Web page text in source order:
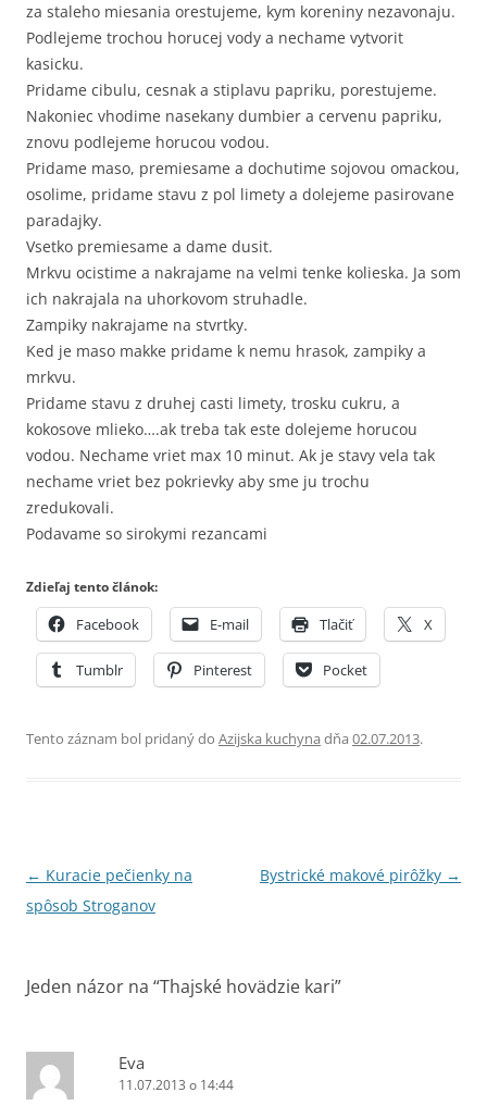
za staleho miesania orestujeme, kym koreniny nezavonaju.
Podlejeme trochou horucej vody a nechame vytvorit
kasicku.
Pridame cibulu, cesnak a stiplavu papriku, porestujeme.
Nakoniec vhodime nasekany dumbier a cervenu papriku,
znovu podlejeme horucou vodou.
Pridame maso, premiesame a dochutime sojovou omackou,
osolime, pridame stavu z pol limety a dolejeme pasirovane
paradajky.
Vsetko premiesame a dame dusit.
Mrkvu ocistime a nakrajame na velmi tenke kolieska. Ja som
ich nakrajala na uhorkovom struhadle.
Zampiky nakrajame na stvrtky.
Ked je maso makke pridame k nemu hrasok, zampiky a
mrkvu.
Pridame stavu z druhej casti limety, trosku cukru, a
kokosove mlieko….ak treba tak este dolejeme horucou
vodou. Nechame vriet max 10 minut. Ak je stavy vela tak
nechame vriet bez pokrievky aby sme ju trochu
zredukovali.
Podavame so sirokymi rezancami
Zdieľaj tento článok:
Facebook E-mail Tlačiť X
Tumblr Pinterest Pocket
Tento záznam bol pridaný do Azijska kuchyna dňa 02.07.2013.
Navigácia
článkami
← Kuracie pečienky na
spôsob Stroganov
Bystrické makové pirôžky →
Jeden názor na “Thajské hovädzie kari”
Eva
11.07.2013 o 14:44